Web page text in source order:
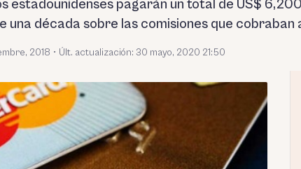
estadounidenses pagarán un total de US$
una década sobre las comisiones que
2018 • Últ. actualización: 30 mayo, 2020 21:50